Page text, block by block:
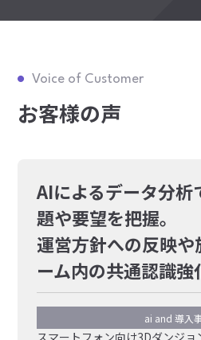
Voice of Customer
お客様の声
AIによるデータ分析
題や要望を把握。
運営方針への反映
ーム内の共通認識強
ai and 導入
スマートフォン向け3Dダンジョ